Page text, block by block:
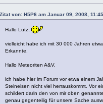
Zitat von: H5P6 am Januar 09, 2008,
Hallo Lutz,
vielleicht habe ich mit 30 000 Jahren
Erkannte.
Hallo Meteoriten A&V,
ich habe hier im Forum vor etwa einem
Steineisen nicht viel herrauskommt. Vor
schildert darin den von mir oben
genau gegenteilig für unsere Sache